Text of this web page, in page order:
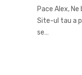
Pace Alex,
Site-ul tau a
se…